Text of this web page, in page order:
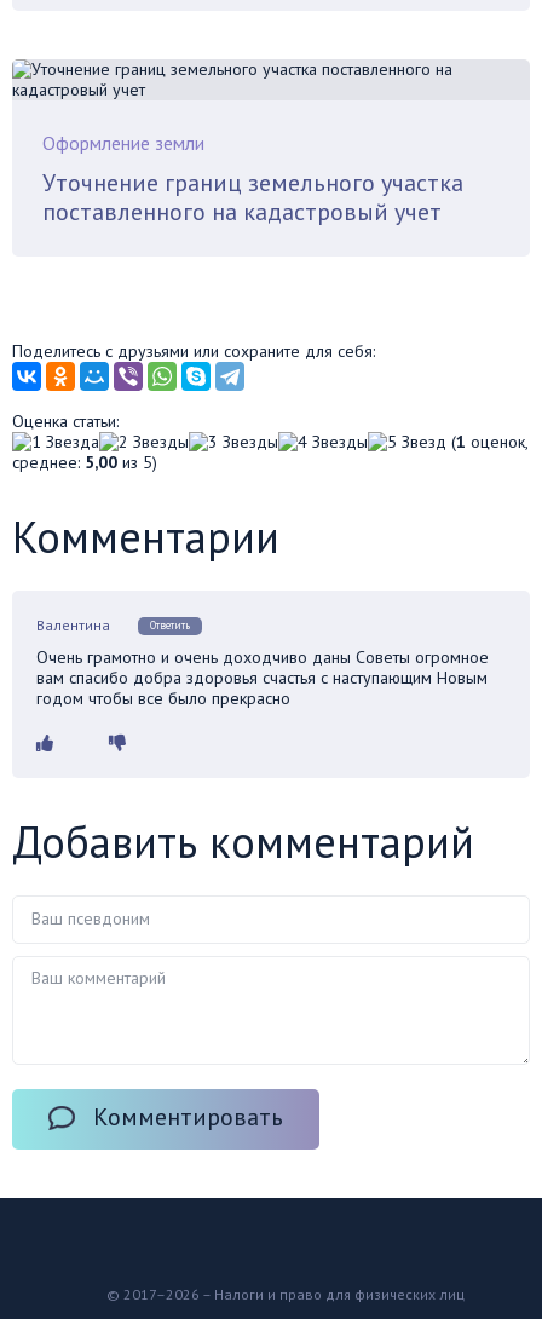
Оформление земли
Уточнение границ земельного участка
поставленного на кадастровый учет
Поделитесь с друзьями или сохраните для себя:
Оценка статьи:
(1 оценок,
среднее: 5,00 из 5)
Комментарии
Валентина Ответить
Очень грамотно и очень доходчиво даны Советы огромное
вам спасибо добра здоровья счастья с наступающим Новым
годом чтобы все было прекрасно
Добавить комментарий
Комментировать
© 2017–2026 – Налоги и право для физических лиц